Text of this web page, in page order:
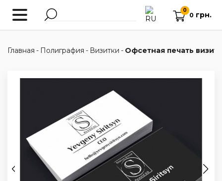
0
0 грн.
Главная - Полиграфия - Визитки - Офсетная печать